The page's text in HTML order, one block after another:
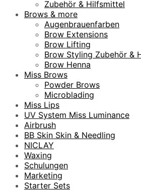
Zubehör & Hilfsmittel
Brows & more
Augenbrauenfarben
Brow Extensions
Brow Lifting
Brow Styling Zubehör &
Brow Henna
Miss Brows
Powder Brows
Microblading
Miss Lips
UV System Miss Luminance
Airbrush
BB Skin Skin & Needling
NICLAY
Waxing
Schulungen
Marketing
Starter Sets